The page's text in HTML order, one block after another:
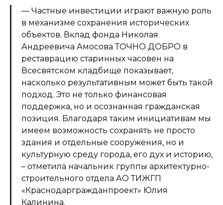
— Частные инвестиции играют важную роль
в механизме сохранения исторических
объектов. Вклад фонда Николая
Андреевича Амосова ТОЧНО ДОБРО в
реставрацию старинных часовен на
Всесвятском кладбище показывает,
насколько результативным может быть такой
подход. Это не только финансовая
поддержка, но и осознанная гражданская
позиция. Благодаря таким инициативам мы
имеем возможность сохранять не просто
здания и отдельные сооружения, но и
культурную среду города, его дух и историю,
– отметила начальник группы архитектурно-
строительного отдела АО ТИЖГП
«Краснодаргражданпроект» Юлия
Калинина.